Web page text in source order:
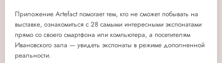
Приложение Artefact помогает тем, кто не сможет побывать на
выставке, ознакомиться с 28 самыми интересными экспонатами
прямо со своего смартфона или компьютера, а посетителям
Ивановского зала — увидеть экспонаты в режиме дополненной
реальности.